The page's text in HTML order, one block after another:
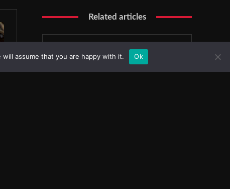
assume that you are happy with it. Ok